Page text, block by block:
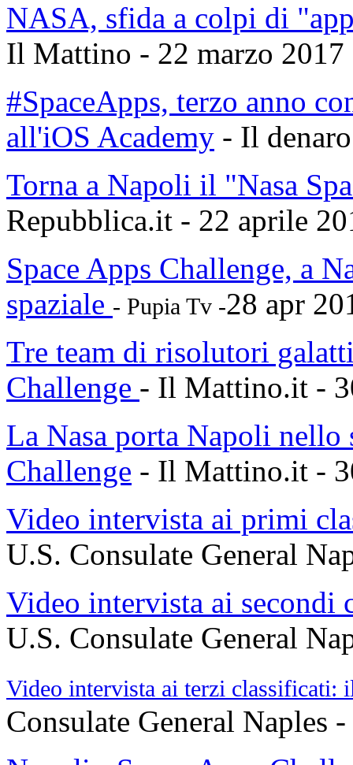
NASA, sfida a colpi di
Il Mattino - 22 marzo 2017
#SpaceApps, terzo anno
all'iOS Academy - Il
Torna a Napoli il "Nasa
Repubblica.it - 22 aprile
Space Apps Challenge, a
spaziale - Pupia Tv -28 apr
Tre team di risolutori
Challenge - Il Mattino.it -
La Nasa porta Napoli nello
Challenge - Il Mattino.it -
Video intervista ai primi
U.S. Consulate General
Video intervista ai secondi
U.S. Consulate General
Video intervista ai terzi classificati:
Consulate General Naples